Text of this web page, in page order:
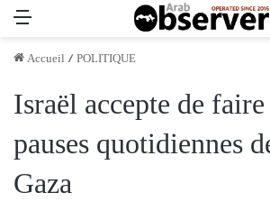
Accueil /POLITIQUE
Israël accepte de
pauses quotidiennes
Gaza